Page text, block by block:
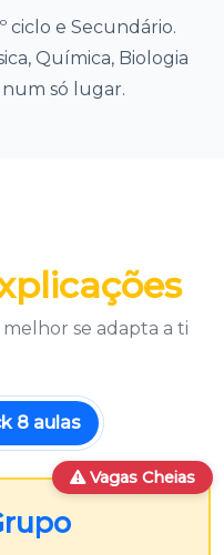
ciclo e Secundário.
Química, Biologia
só lugar.
se adapta a ti
8 aulas
Vagas Cheias